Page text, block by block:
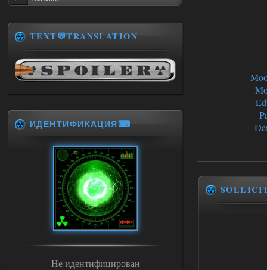
TEXT💬TRANSLATION
ИДЕНТИФИКАЦИЯ⌨
Не идентифицирован